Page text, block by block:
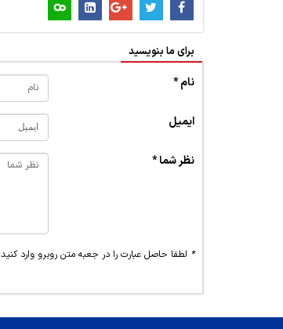
برای ما بنویسید
نام *
ایمیل
نظر شما *
* لطفا حاصل عبارت را در جعبه متن روبرو وارد کنید